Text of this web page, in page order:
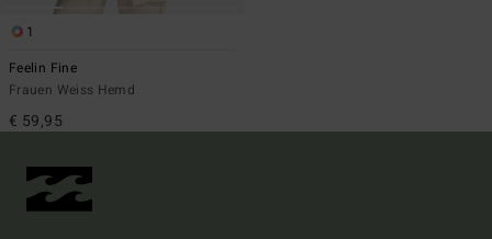
1
Feelin Fine
Frauen Weiss Hemd
€ 59,95